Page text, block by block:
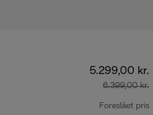
5.299,00 kr.
6.399,00 kr.
Foreslået pris